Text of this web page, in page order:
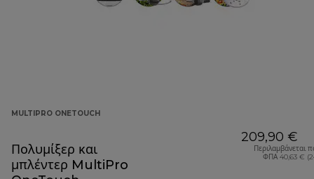
MULTIPRO ONETOUCH
Πολυμίξερ και
μπλέντερ MultiPro
209,90 €
Περιλαμβάνεται
ΦΠΑ 40,63 €